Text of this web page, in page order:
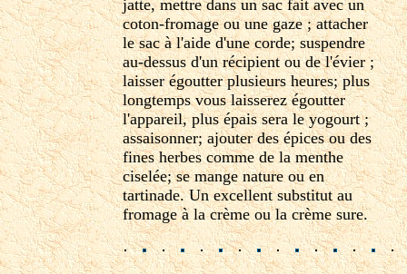
jatte, mettre dans un sac fait avec un
coton-fromage ou une gaze ; attacher
le sac à l'aide d'une corde; suspendre
au-dessus d'un récipient ou de l'évier ;
laisser égoutter plusieurs heures; plus
longtemps vous laisserez égoutter
l'appareil, plus épais sera le yogourt ;
assaisonner; ajouter des épices ou des
fines herbes comme de la menthe
ciselée; se mange nature ou en
tartinade. Un excellent substitut au
fromage à la crème ou la crème sure.